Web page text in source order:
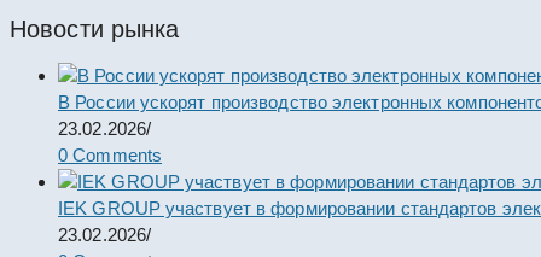
Новости рынка
В России ускорят производство электронных
23.02.2026/
0 Comments
IEK GROUP участвует в формировании стандартов
23.02.2026/